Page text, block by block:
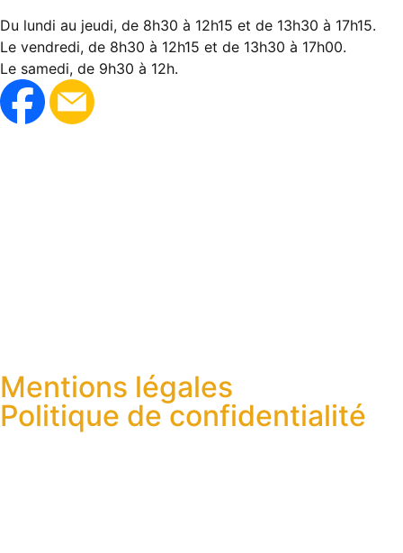
Du lundi au jeudi, de 8h30 à 12h15 et de 13h30 à 17h15.
Le vendredi, de 8h30 à 12h15 et de 13h30 à 17h00.
Le samedi, de 9h30 à 12h.
Mentions légales
Politique de confidentialité